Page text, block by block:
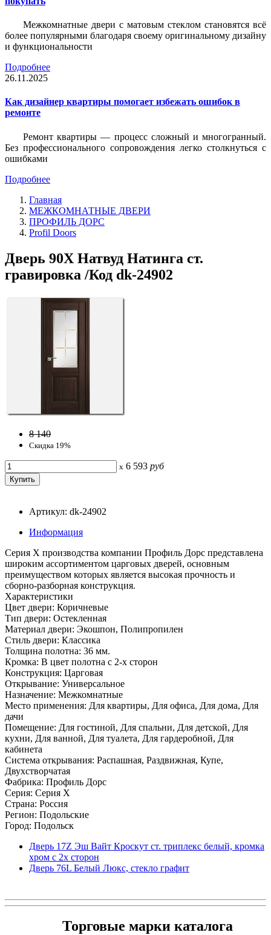
Межкомнатные двери с матовым стеклом становятся всё
более популярными благодаря своему оригинальному дизайну
и функциональности
Подробнее
26.11.2025
Как дизайнер квартиры помогает избежать ошибок в
ремонте
Ремонт квартиры — процесс сложный и многогранный.
Без профессионального сопровождения легко столкнуться с
ошибками
Подробнее
Главная
МЕЖКОМНАТНЫЕ ДВЕРИ
ПРОФИЛЬ ДОРС
Profil Doors
Дверь 90Х Натвуд Натинга ст.
гравировка /Код dk-24902
8 140
Скидка 19%
x 6 593 руб
Артикул: dk-24902
Информация
Серия Х производства компании Профиль Дорс представлена
широким ассортиментом царговых дверей, основным
преимуществом которых является высокая прочность и
сборно-разборная конструкция.
Характеристики
Цвет двери: Коричневые
Тип двери: Остекленная
Материал двери: Экошпон, Полипропилен
Стиль двери: Классика
Толщина полотна: 36 мм.
Кромка: В цвет полотна с 2-х сторон
Конструкция: Царговая
Открывание: Универсальное
Назначение: Межкомнатные
Место применения: Для квартиры, Для офиса, Для дома, Для
дачи
Помещение: Для гостиной, Для спальни, Для детской, Для
кухни, Для ванной, Для туалета, Для гардеробной, Для
кабинета
Система открывания: Распашная, Раздвижная, Купе,
Двухстворчатая
Фабрика: Профиль Дорс
Серия: Серия X
Страна: Россия
Регион: Подольские
Город: Подольск
Дверь 17Z Эш Вайт Кроскут ст. триплекс белый, кромка
хром с 2х сторон
Дверь 76L Белый Люкс, стекло графит
Торговые марки каталога